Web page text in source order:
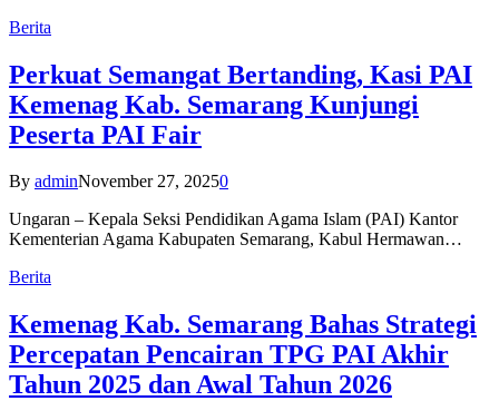
Berita
Perkuat Semangat Bertanding, Kasi PAI
Kemenag Kab. Semarang Kunjungi
Peserta PAI Fair
By adminNovember 27, 20250
Ungaran – Kepala Seksi Pendidikan Agama Islam (PAI) Kantor
Kementerian Agama Kabupaten Semarang, Kabul Hermawan…
Berita
Kemenag Kab. Semarang Bahas Strategi
Percepatan Pencairan TPG PAI Akhir
Tahun 2025 dan Awal Tahun 2026